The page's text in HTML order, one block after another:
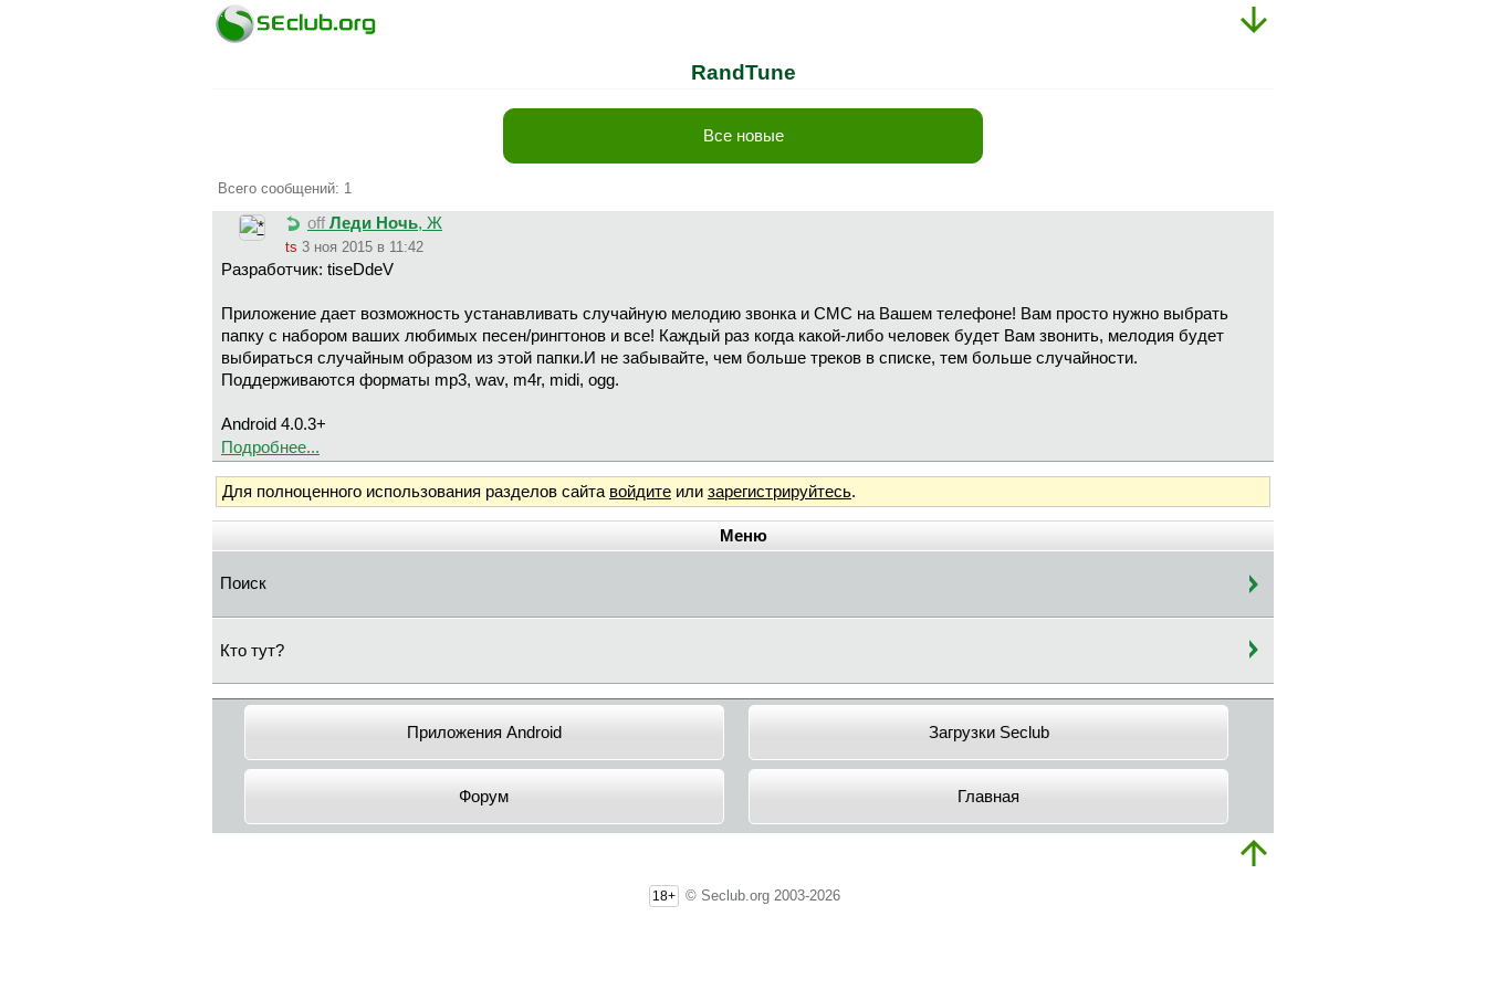
RandTune
Все новые
Всего сообщений: 1
off Леди Ночь, Ж
ts 3 ноя 2015 в 11:42
Разработчик: tiseDdeV
Приложение дает возможность устанавливать случайную мелодию звонка и СМС на Вашем телефоне! Вам просто нужно выбрать
папку с набором ваших любимых песен/рингтонов и все! Каждый раз когда какой-либо человек будет Вам звонить, мелодия будет
выбираться случайным образом из этой папки.И не забывайте, чем больше треков в списке, тем больше случайности.
Поддерживаются форматы mp3, wav, m4r, midi, ogg.
Android 4.0.3+
Подробнее...
Для полноценного использования разделов сайта войдите или зарегистрируйтесь.
Меню
Поиск
Кто тут?
Приложения Android Загрузки Seclub
Форум Главная
18+ © Seclub.org 2003-2026